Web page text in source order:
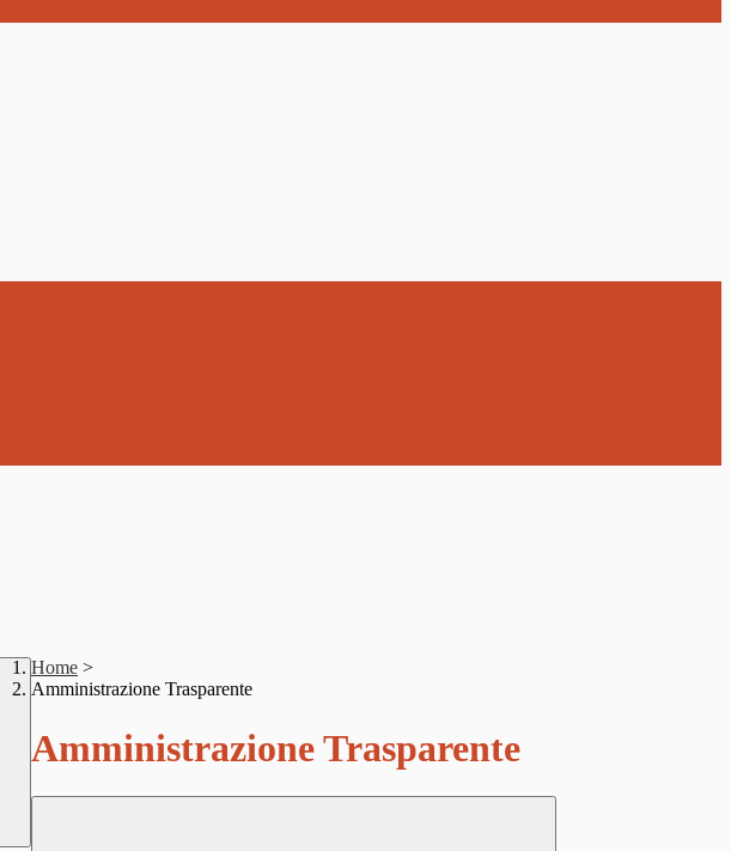
Home >
Amministrazione Trasparente
Amministrazione Trasparente